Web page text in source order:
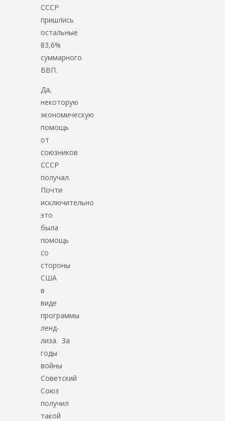
СССР
пришлись
остальные
83,6%
суммарного
ВВП.
Да,
некоторую
экономическую
помощь
от
союзников
СССР
получал.
Почти
исключительно
это
была
помощь
со
стороны
США
в
виде
программы
ленд-
лиза. За
годы
войны
Советский
Союз
получил
такой